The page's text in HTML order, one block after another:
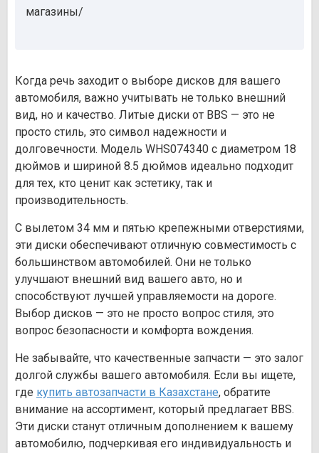
магазины/
Когда речь заходит о выборе дисков для вашего
автомобиля, важно учитывать не только внешний
вид, но и качество. Литые диски от BBS — это не
просто стиль, это символ надежности и
долговечности. Модель WHS074340 с диаметром 18
дюймов и шириной 8.5 дюймов идеально подходит
для тех, кто ценит как эстетику, так и
производительность.
С вылетом 34 мм и пятью крепежными отверстиями,
эти диски обеспечивают отличную совместимость с
большинством автомобилей. Они не только
улучшают внешний вид вашего авто, но и
способствуют лучшей управляемости на дороге.
Выбор дисков — это не просто вопрос стиля, это
вопрос безопасности и комфорта вождения.
Не забывайте, что качественные запчасти — это залог
долгой службы вашего автомобиля. Если вы ищете,
где купить автозапчасти в Казахстане, обратите
внимание на ассортимент, который предлагает BBS.
Эти диски станут отличным дополнением к вашему
автомобилю, подчеркивая его индивидуальность и